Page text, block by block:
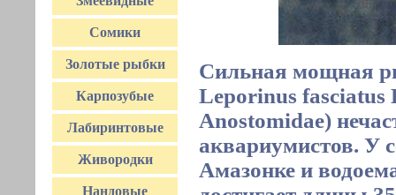
Сомики
Золотые рыбки
Карпозубые
Лабиринтовые
Живородки
Нандовые
Сильная мощная
Leporinus fasciatus
Anostomidae)
аквариумистов. У
Амазонке и